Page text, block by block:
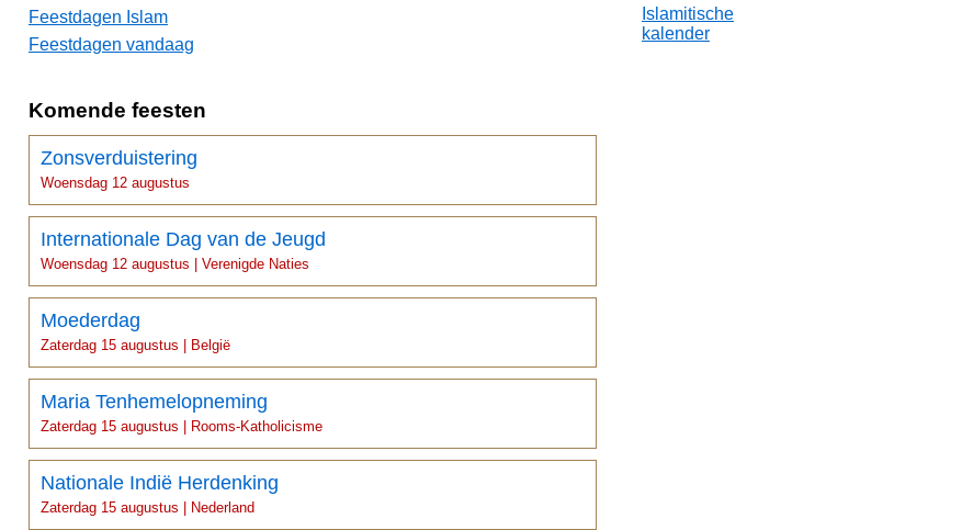
Feestdagen Islam
Feestdagen vandaag
Komende feesten
Zonsverduistering
Woensdag 12 augustus
Internationale Dag van de Jeugd
Woensdag 12 augustus | Verenigde Naties
Moederdag
Zaterdag 15 augustus | België
Maria Tenhemelopneming
Zaterdag 15 augustus | Rooms-Katholicisme
Nationale Indië Herdenking
Zaterdag 15 augustus | Nederland
Islamitische
kalender